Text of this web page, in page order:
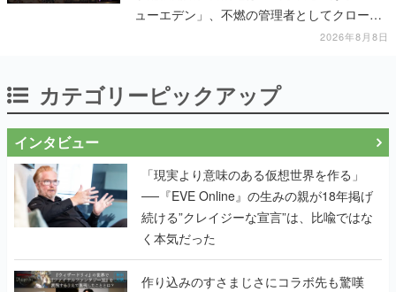
ューエデン」、不燃の管理者としてクローン
人間を増やし、加工して神に捧げる2026年8月8日
カテゴリーピックアップ
インタビュー
「現実より意味のある仮想世界を作る」
──『EVE Online』の生みの親が18年掲げ
続ける”クレイジーな宣言”は、比喩ではな
く本気だった
作り込みのすさまじさにコラボ先も驚嘆